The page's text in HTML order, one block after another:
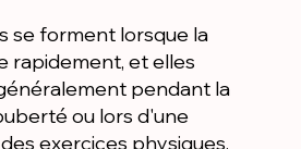
se forment lorsque la
rapidement, et elles
pendant la
ou lors d'une
exercices physiques.